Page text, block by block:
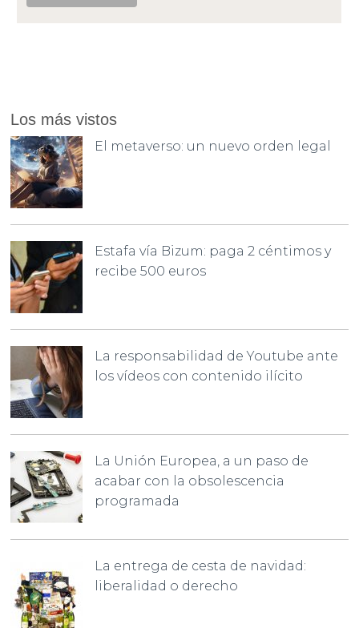
Los más vistos
El metaverso: un nuevo orden legal
Estafa vía Bizum: paga 2 céntimos y
recibe 500 euros
La responsabilidad de Youtube ante
los vídeos con contenido ilícito
La Unión Europea, a un paso de
acabar con la obsolescencia
programada
La entrega de cesta de navidad:
liberalidad o derecho